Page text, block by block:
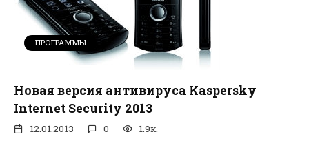
ПРОГРАММЫ
Новая версия антивируса Kaspersky
Internet Security 2013
12.01.2013 0 1.9к.